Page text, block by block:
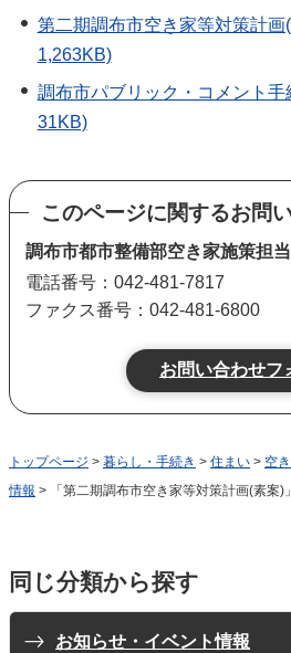
第二期調布市空き家等対策計画
1,263KB)
調布市パブリック・コメント手
31KB)
このページに関するお問
調布市都市整備部空き家施策担当
電話番号：042-481-7817
ファクス番号：042-481-6800
トップページ > 暮らし・手続き > 住まい > 空
情報 > 「第二期調布市空き家等対策計画(素案
同じ分類から探す
お知らせ・イベント情報